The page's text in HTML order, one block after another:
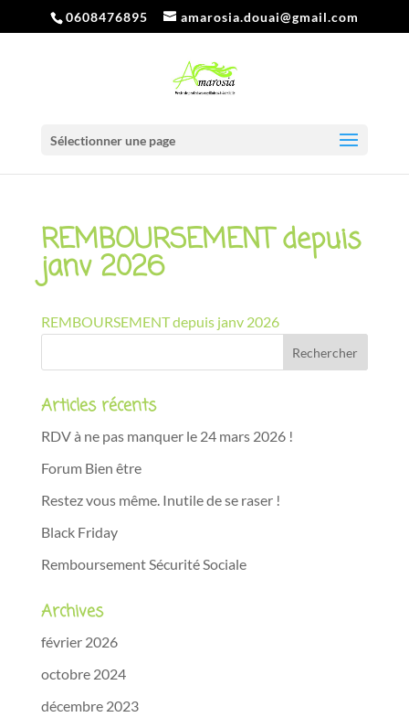
0608476895 amarosia.douai@gmail.com
Sélectionner une page
REMBOURSEMENT depuis
janv 2026
REMBOURSEMENT depuis janv 2026
Articles récents
RDV à ne pas manquer le 24 mars 2026 !
Forum Bien être
Restez vous même. Inutile de se raser !
Black Friday
Remboursement Sécurité Sociale
Archives
février 2026
octobre 2024
décembre 2023